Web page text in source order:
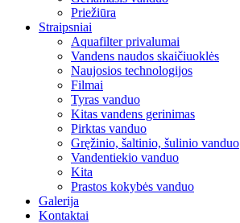
Priežiūra
Straipsniai
Aquafilter privalumai
Vandens naudos skaičiuoklės
Naujosios technologijos
Filmai
Tyras vanduo
Kitas vandens gerinimas
Pirktas vanduo
Gręžinio, šaltinio, šulinio vanduo
Vandentiekio vanduo
Kita
Prastos kokybės vanduo
Galerija
Kontaktai